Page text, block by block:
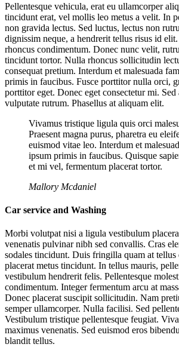
Pellentesque vehicula, erat eu ullamcorper
tincidunt erat, vel mollis leo metus a velit. In
non gravida lectus. Sed luctus, lectus non
dignissim neque, a hendrerit tellus risus id
rhoncus condimentum. Donec nunc velit,
tincidunt tortor. Nulla rhoncus sollicitudin
consequat pretium. Interdum et malesuada
primis in faucibus. Fusce porttitor nulla orci,
porttitor eget. Donec eget consectetur mi.
vulputate rutrum. Phasellus at aliquam elit.
Vivamus tristique ligula quis orci
Praesent magna purus, pharetra eu
euismod vitae leo. Interdum et
ipsum primis in faucibus. Quisque
et mi vel, fermentum placerat tortor.
Mallory Mcdaniel
Car service and Washing
Morbi volutpat nisi a ligula vestibulum
venenatis pulvinar nibh sed convallis. Cras
sodales tincidunt. Duis fringilla quam at tellus
placerat metus tincidunt. In tellus mauris,
vestibulum hendrerit felis. Pellentesque
condimentum. Integer fermentum arcu at
Donec placerat suscipit sollicitudin. Nam
semper ullamcorper. Nulla facilisi. Sed
Vestibulum tristique pellentesque feugiat.
maximus venenatis. Sed euismod eros
blandit tellus.